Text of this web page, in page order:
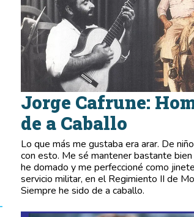
Jorge Cafrune:
de a Caballo
Lo que más me gustaba era arar. De
con esto. Me sé mantener bastante bien
he domado y me perfeccioné como
servicio militar, en el Regimiento II de
Siempre he sido de a caballo.